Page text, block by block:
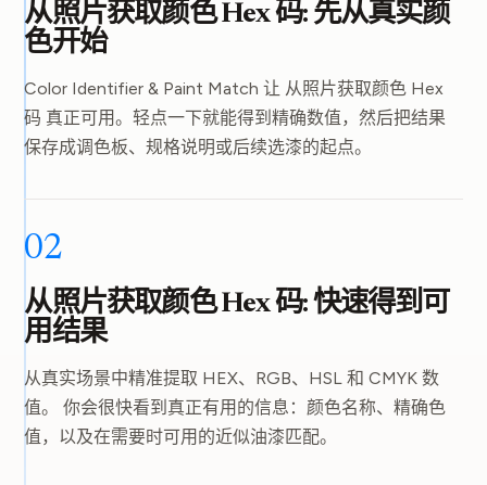
从照片获取颜色 Hex 码: 先从真实颜
色开始
Color Identifier & Paint Match 让 从照片获取颜色 Hex
码 真正可用。轻点一下就能得到精确数值，然后把结果
保存成调色板、规格说明或后续选漆的起点。
02
从照片获取颜色 Hex 码: 快速得到可
用结果
从真实场景中精准提取 HEX、RGB、HSL 和 CMYK 数
值。 你会很快看到真正有用的信息：颜色名称、精确色
值，以及在需要时可用的近似油漆匹配。